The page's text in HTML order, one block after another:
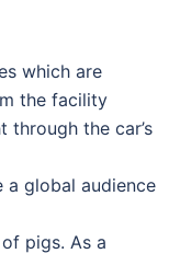
which are
the facility
through the car’s
a global audience
pigs. As a